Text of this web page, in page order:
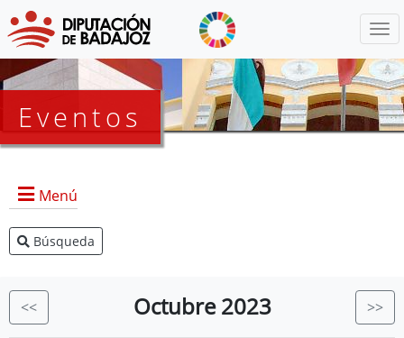
Eventos
Menú
Agenda Presidencia
Eventos
Búsqueda
<< Octubre 2023 >>